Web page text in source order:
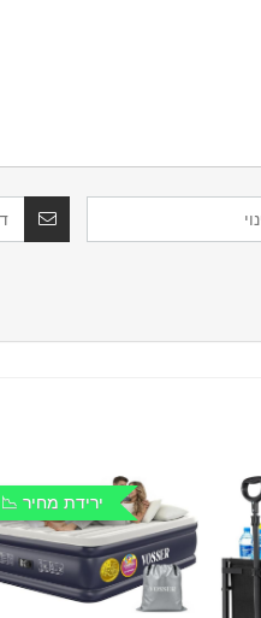
ירידת מחיר 📉